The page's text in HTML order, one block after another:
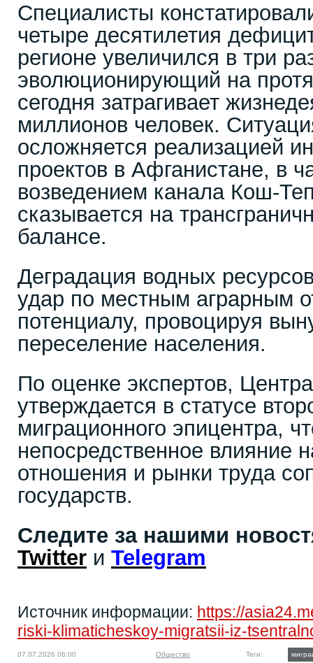
Специалисты
четыре десятилетия
регионе увеличился в три
эволюционирующий на
сегодня затрагивает
миллионов человек.
осложняется реализацией
проектов в Афганистане, в
возведением канала Кош-
сказывается на
балансе.
Деградация водных
удар по местным аграрным
потенциалу, провоцируя
переселение населения.
По оценке экспертов,
утверждается в статусе
миграционного эпицентра,
непосредственное влияние
отношения и рынки труда
государств.
Следите за нашими
Twitter и Telegram
Источник информации: https://
riski-klimaticheskoy-migratsii-iz-
07.07.2026 06:00 Общество Теги: